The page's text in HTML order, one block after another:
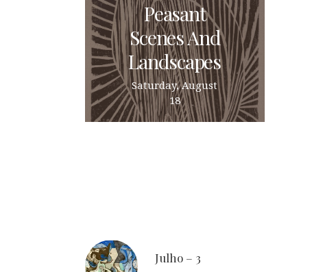
Peasant
Scenes And
Landscapes
Saturday, August
18
Julho – 3